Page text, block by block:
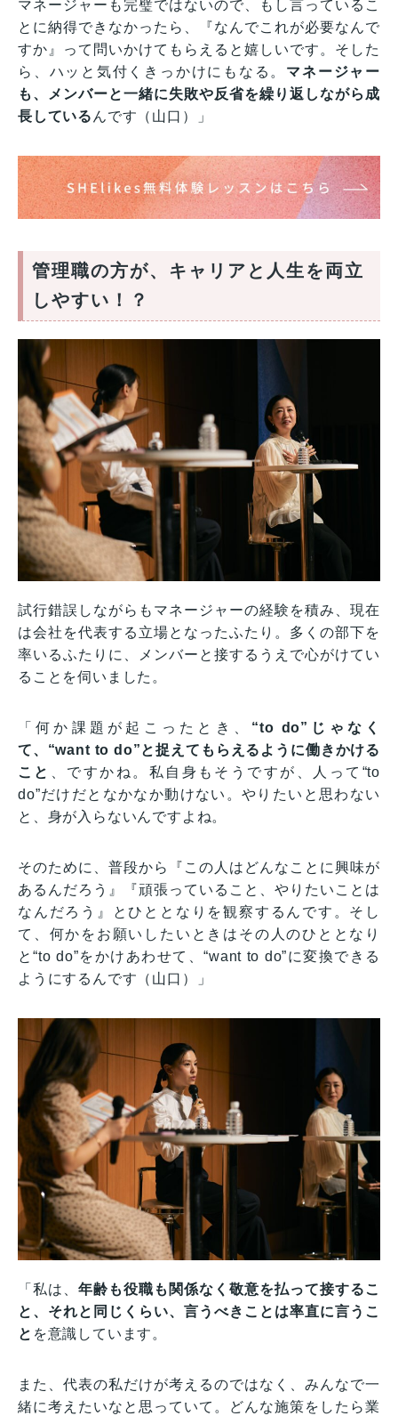
マネージャーも完璧ではないので、もし言っているこ
とに納得できなかったら、『なんでこれが必要なんで
すか』って問いかけてもらえると嬉しいです。そした
ら、ハッと気付くきっかけにもなる。 マネージャー
も、メンバーと一緒に失敗や反省を繰り返しながら成
長している んです（山口）」
管理職の方が、キャリアと人生を両立
しやすい！？
試行錯誤しながらもマネージャーの経験を積み、現在
は会社を代表する立場となったふたり。多くの部下を
率いるふたりに、メンバーと接するうえで心がけてい
ることを伺いました。
「何か課題が起こったとき、 “to do”じゃなく
て、“want to do”と捉えてもらえるように働きかける
こと
、ですかね。私自身もそうですが、人って“to
do”だけだとなかなか動けない。やりたいと思わない
と、身が入らないんですよね。
そのために、普段から『この人はどんなことに興味が
あるんだろう』『頑張っていること、やりたいことは
なんだろう』とひととなりを観察するんです。そし
て、何かをお願いしたいときはその人のひととなり
と“to do”をかけあわせて、“want to do”に変換できる
ようにするんです（山口）」
「私は、年齢も役職も関係なく敬意を払って接するこ
と、それと同じくらい、言うべきことは率直に言うこ
と を意識しています。
また、代表の私だけが考えるのではなく、みんなで一
緒に考えたいなと思っていて。どんな施策をしたら業